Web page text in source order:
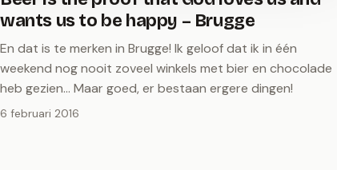
wants us to be happy – Brugge
En dat is te merken in Brugge! Ik geloof dat ik in één
weekend nog nooit zoveel winkels met bier en chocolade
heb gezien... Maar goed, er bestaan ergere dingen!
6 februari 2016